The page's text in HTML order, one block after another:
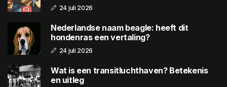
24 juli 2026
Nederlandse naam beagle: heeft dit
hondenras een vertaling?
24 juli 2026
Wat is een transitluchthaven? Betekenis
en uitleg